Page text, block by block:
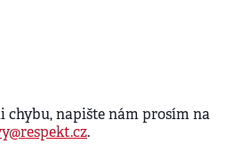
chybu, napište nám prosím na
.